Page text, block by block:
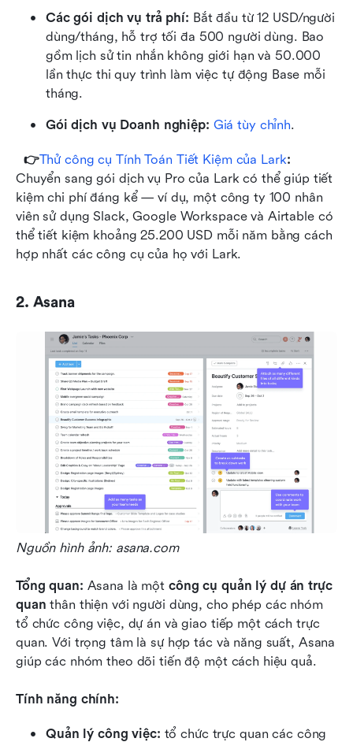
Các gói dịch vụ trả phí: Bắt đầu từ 12 USD/người
dùng/tháng, hỗ trợ tối đa 500 người dùng. Bao
gồm lịch sử tin nhắn không giới hạn và 50.000
lần thực thi quy trình làm việc tự động Base mỗi
tháng.
Gói dịch vụ Doanh nghiệp: Giá tùy chỉnh.
👉Thử công cụ Tính Toán Tiết Kiệm của Lark
Chuyển sang gói dịch vụ Pro của Lark có thể giúp tiết
kiệm chi phí đáng kể — ví dụ, một công ty 100 nhân
viên sử dụng Slack, Google Workspace và Airtable có
thể tiết kiệm khoảng 25.200 USD mỗi năm bằng cách
hợp nhất các công cụ của họ với Lark.
2. Asana
Nguồn hình ảnh: asana.com
Tổng quan: Asana là một công cụ quản lý dự án trực
quan thân thiện với người dùng, cho phép các nhóm
tổ chức công việc, dự án và giao tiếp một cách trực
quan. Với trọng tâm là sự hợp tác và năng suất, Asana
giúp các nhóm theo dõi tiến độ một cách hiệu quả.
Tính năng chính:
Quản lý công việc: tổ chức trực quan các công